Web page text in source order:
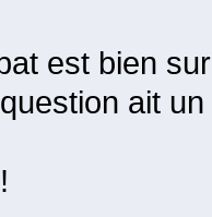
est bien
ait